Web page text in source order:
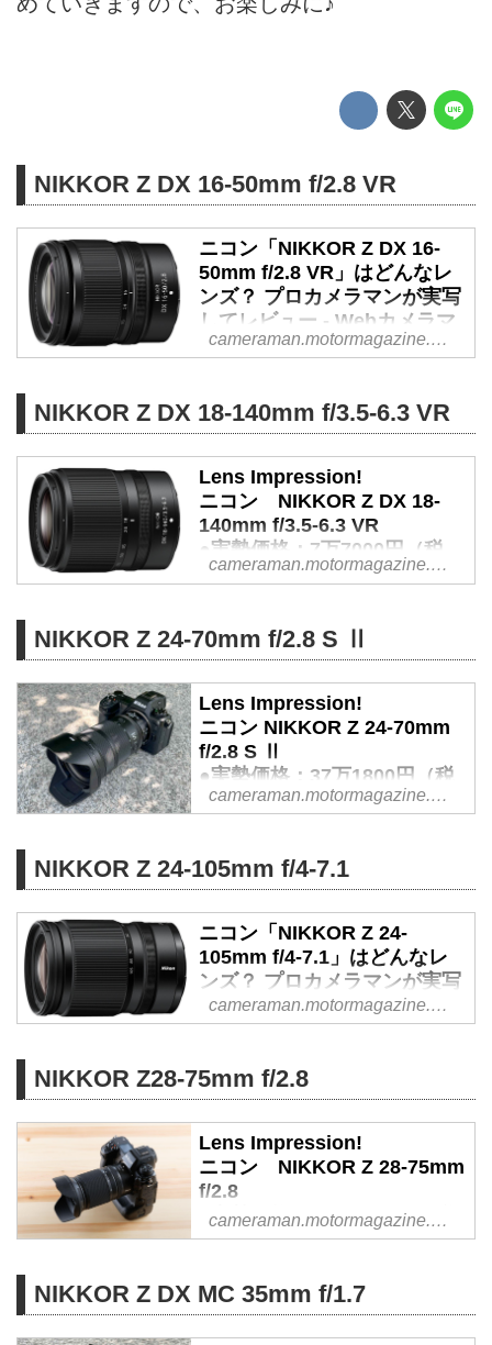
NIKKOR Z DX 16-50mm f/2.8 VR
ニコン「NIKKOR Z DX 16-
50mm f/2.8 VR」はどんなレ
ンズ？ プロカメラマンが実写
してレビュー - Webカメラマ
ン
Z50Ⅱ（＆Z5Ⅱ）ユーザーになっ
たというプロカメラマン赤城耕一
氏が、ニコン「NIKKOR Z DX 16-
50mm f/2.8 VR」の魅力を本音で
語ります！（2026年1月21日公
開、2026年5月22日リライト）
cameraman.motormagazine.co.jp
NIKKOR Z DX 18-140mm f/3.5-6.3 VR
Lens Impression!
ニコン NIKKOR Z DX 18-
140mm f/3.5-6.3 VR
●実勢価格：7万7000円（税
込）
APS-C用のZ DXレンズに換算27-
210mmをカバーする高倍率ズー
ムが追加されました。VR搭載な
のでボディ内手ブレ補正機構を持
たないZ50やZ fcでも安心だね。
cameraman.motormagazine.co.jp
NIKKOR Z 24-70mm f/2.8 S Ⅱ
Lens Impression!
ニコン NIKKOR Z 24-70mm
f/2.8 S Ⅱ
●実勢価格：37万1800円（税
込）
ニコンからZ 24-70mm f/2.8 S Ⅱ
が登場した。本レンズは2019年
に発売されたZ 24-70mm f/2.8 Sの
後継レンズであると同時に「プロ
ご用達」の標準ズームということ
で、発表時におけるニコンサイド
cameraman.motormagazine.co.jp
NIKKOR Z 24-105mm f/4-7.1
ニコン「NIKKOR Z 24-
105mm f/4-7.1」はどんなレ
ンズ？ プロカメラマンが実写
してレビュー - Webカメラマ
ン
となるニコンの標準ズームレンズ
が1月30日に発売となった。1月7
日にひと足早く海外発表され、少
し遅れて1月15日に国内でも正式
発表となった本レンズをプロカメ
ラマン豊田慶記氏が徹底分析しま
年5月21日リライト）
cameraman.motormagazine.co.jp
NIKKOR Z28-75mm f/2.8
Lens Impression!
ニコン NIKKOR Z 28-75mm
f/2.8
●実勢価格：12万6500円（税
込）
カメラマン
cameraman.motormagazine.co.jp
NIKKOR Z DX MC 35mm f/1.7